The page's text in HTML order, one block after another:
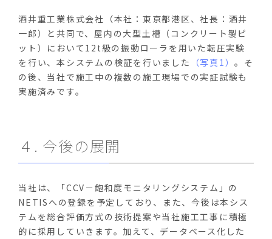
酒井重工業株式会社（本社：東京都港区、社長：酒井
一郎）と共同で、屋内の大型土槽（コンクリート製ピ
ット）において12t級の振動ローラを用いた転圧実験
を行い、本システムの検証を行いました
（写真1）。そ
の後、当社で施工中の複数の施工現場での実証試験も
実施済みです。
４. 今後の展開
当社は、「CCV－飽和度モニタリングシステム」の
NETISへの登録を予定しており、また、今後は本シス
テムを総合評価方式の技術提案や当社施工工事に積極
的に採用していきます。加えて、データベース化した